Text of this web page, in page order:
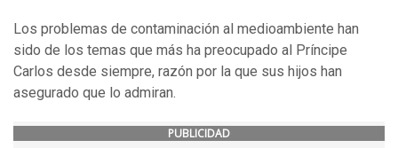
Los problemas de contaminación al medioambiente han
sido de los temas que más ha preocupado al Príncipe
Carlos desde siempre, razón por la que sus hijos han
asegurado que lo admiran.
PUBLICIDAD